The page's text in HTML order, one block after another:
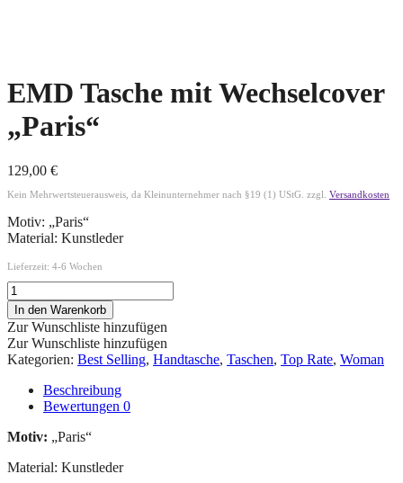
EMD Tasche mit Wechselcover
„Paris“
129,00 €
Kein Mehrwertsteuerausweis, da Kleinunternehmer nach §19 (1) UStG. zzgl. Versandkosten
Motiv: „Paris“
Material: Kunstleder
Lieferzeit: 4-6 Wochen
In den Warenkorb
Zur Wunschliste hinzufügen
Zur Wunschliste hinzufügen
Kategorien: Best Selling, Handtasche, Taschen, Top Rate, Woman
Beschreibung
Bewertungen 0
Motiv: „Paris“
Material: Kunstleder